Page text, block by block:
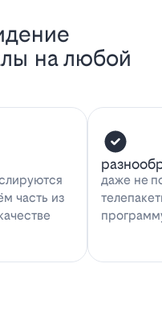
на любой
часть из
даже не